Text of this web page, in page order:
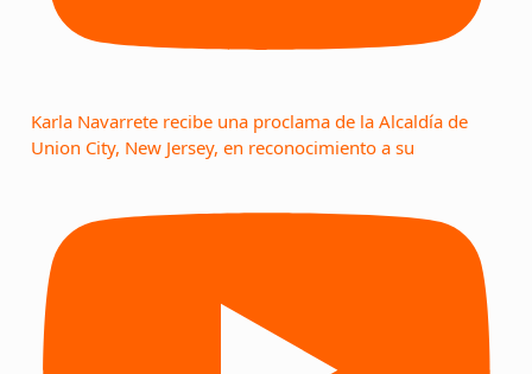
Karla Navarrete recibe una proclama de la Alcaldía de
Union City, New Jersey, en reconocimiento a su